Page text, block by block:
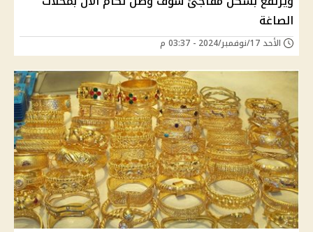
الصاغة
الأحد 17/نوفمبر/2024 - 03:37 م